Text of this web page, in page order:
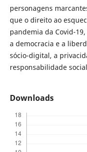
personagens
que o direito ao
pandemia da Covid-
a democracia e a
sócio-digital, a
responsabilidade
Downloads